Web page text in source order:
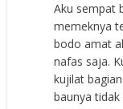
Aku sempat
memeknya
bodo amat
nafas saja.
kujilat
baunya